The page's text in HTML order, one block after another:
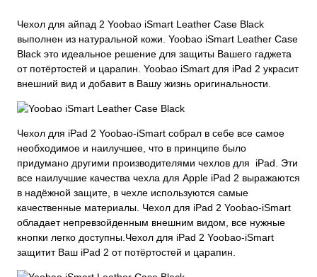
Чехол для айпад 2 Yoobao iSmart Leather Case Black
выполнен из натуральной кожи. Yoobao iSmart Leather Case
Black это идеальное решение для защиты Вашего гаджета
от потёртостей и царапин. Yoobao iSmart для iPad 2 украсит
внешний вид и добавит в Вашу жизнь оригинальности.
Чехол для iPad 2 Yoobao-iSmart собрал в себе все самое
необходимое и наилучшее, что в принципе было
придумано другими производителями чехлов для iPad. Эти
все наилучшие качества чехла для Apple iPad 2 выражаются
в надёжной защите, в чехле используются самые
качественные материалы. Чехол для iPad 2 Yoobao-iSmart
обладает непревзойденным внешним видом, все нужные
кнопки легко доступны.Чехол для iPad 2 Yoobao-iSmart
защитит Ваш iPad 2 от потёртостей и царапин.